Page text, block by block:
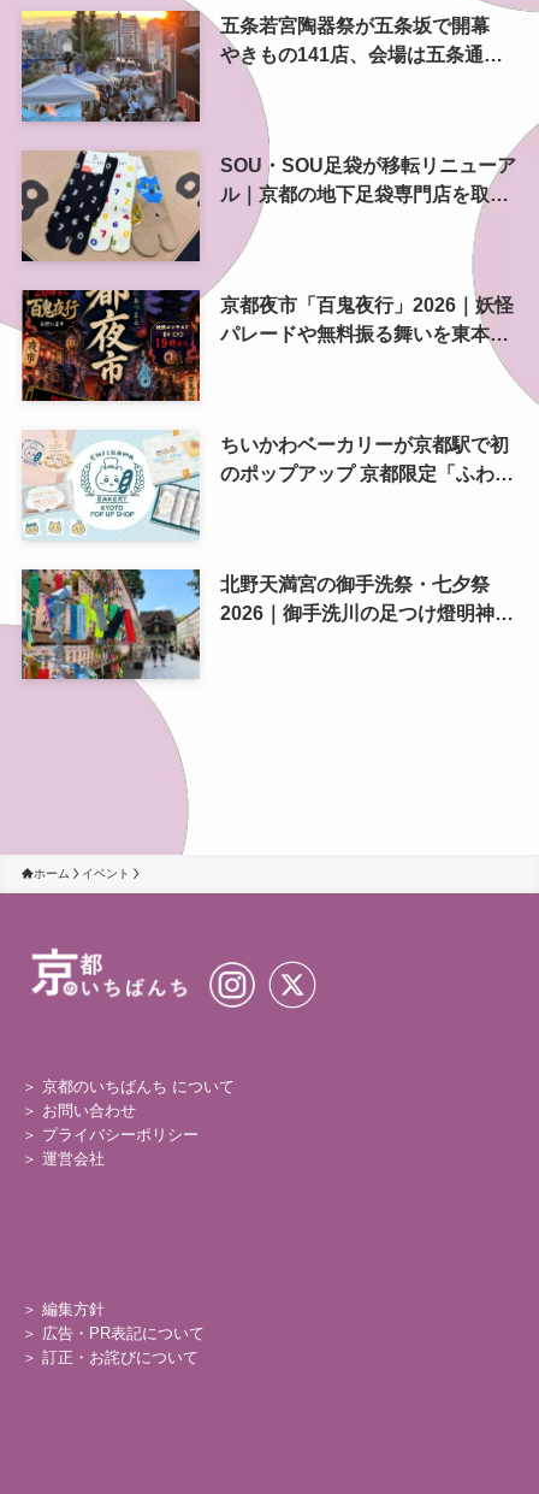
五条若宮陶器祭が五条坂で開幕
やきもの141店、会場は五条通の
南側にも拡大
SOU・SOU足袋が移転リニューア
ル｜京都の地下足袋専門店を取
材、人気商品や京都土産も紹介
京都夜市「百鬼夜行」2026｜妖怪
パレードや無料振る舞いを東本願
ちいかわベーカリーが京都駅で初
のポップアップ 京都限定「ふわふ
北野天満宮の御手洗祭・七夕祭
2026｜御手洗川の足つけ燈明神事
ホーム イベント
＞ 京都のいちばんち について
＞ お問い合わせ
＞ プライバシーポリシー
＞ 運営会社
＞ 編集方針
＞ 広告・PR表記について
＞ 訂正・お詫びについて